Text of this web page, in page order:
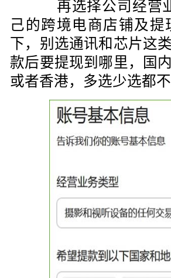
再选择公司经营业
己的跨境电商店铺及
下，别选通讯和芯片这类
款后要提现到哪里，国
或者香港，多选少选都